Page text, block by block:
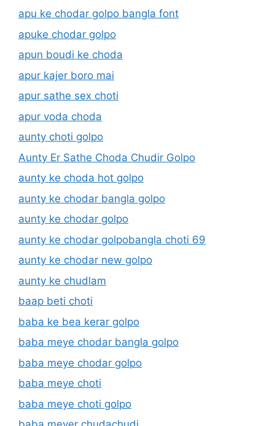
apu ke chodar golpo bangla font
apuke chodar golpo
apun boudi ke choda
apur kajer boro mai
apur sathe sex choti
apur voda choda
aunty choti golpo
Aunty Er Sathe Choda Chudir Golpo
aunty ke choda hot golpo
aunty ke chodar bangla golpo
aunty ke chodar golpo
aunty ke chodar golpobangla choti 69
aunty ke chodar new golpo
aunty ke chudlam
baap beti choti
baba ke bea kerar golpo
baba meye chodar bangla golpo
baba meye chodar golpo
baba meye choti
baba meye choti golpo